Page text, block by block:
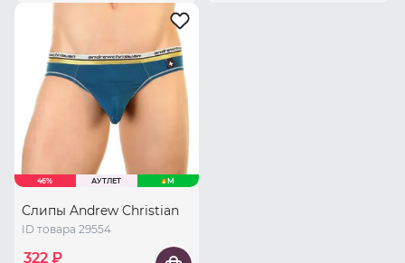
46% АУТЛЕТ M
Слипы Andrew Christian
ID товара 29554
322 ₽